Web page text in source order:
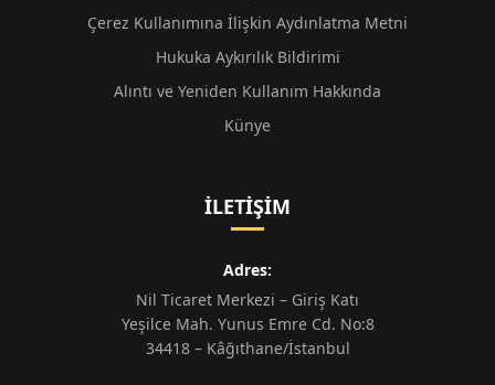
Çerez Kullanımına İlişkin Aydınlatma Metni
Hukuka Aykırılık Bildirimi
Alıntı ve Yeniden Kullanım Hakkında
Künye
İLETIŞIM
Adres:
Nil Ticaret Merkezi – Giriş Katı
Yeşilce Mah. Yunus Emre Cd. No:8
34418 – Kâğıthane/İstanbul